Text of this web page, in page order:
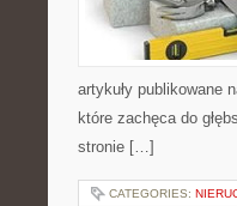
artykuły publikowane
które zachęca do
stronie […]
CATEGORIES: